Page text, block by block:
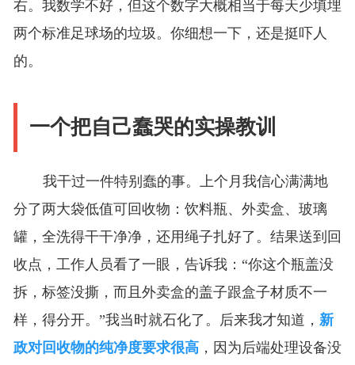
右。我数学不好，但这个数字大概相当于每天少填埋
两个标准足球场的垃圾。你细想一下，还是挺吓人
的。
一个把自己蠢哭的实操教训
我干过一件特别蠢的事。上个月我信心满满地
分了两大袋低值可回收物：饮料瓶、外卖盒、玻璃
罐，全洗得干干净净，还用绳子扎好了。结果送到回
收点，工作人员看了一眼，告诉我：“你这个瓶盖没
拆，标签没撕，而且外卖盒的盖子跟盒子材质不一
样，得分开。”我当时就石化了。后来我才知道， 新
政对回收物的纯净度要求很高，因为后端处理设备没